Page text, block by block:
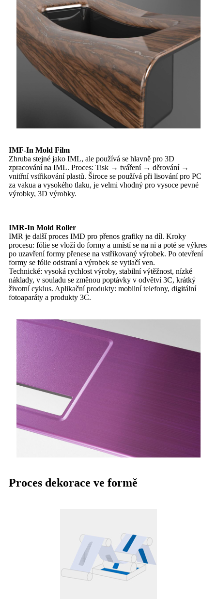
IMF-In Mold Film
Zhruba stejné jako IML, ale používá se hlavně pro 3D
zpracování na IML. Proces: Tisk → tváření → děrování →
vnitřní vstřikování plastů. Široce se používá při lisování pro PC
za vakua a vysokého tlaku, je velmi vhodný pro vysoce pevné
výrobky, 3D výrobky.
IMR-In Mold Roller
IMR je další proces IMD pro přenos grafiky na díl. Kroky
procesu: fólie se vloží do formy a umístí se na ni a poté se výkres
po uzavření formy přenese na vstřikovaný výrobek. Po otevření
formy se fólie odstraní a výrobek se vytlačí ven.
Technické: vysoká rychlost výroby, stabilní výtěžnost, nízké
náklady, v souladu se změnou poptávky v odvětví 3C, krátký
životní cyklus. Aplikační produkty: mobilní telefony, digitální
fotoaparáty a produkty 3C.
Proces dekorace ve formě